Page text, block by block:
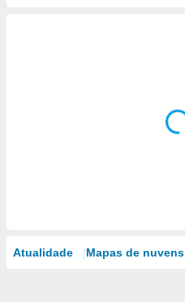
Atualidade Mapas de nuvens